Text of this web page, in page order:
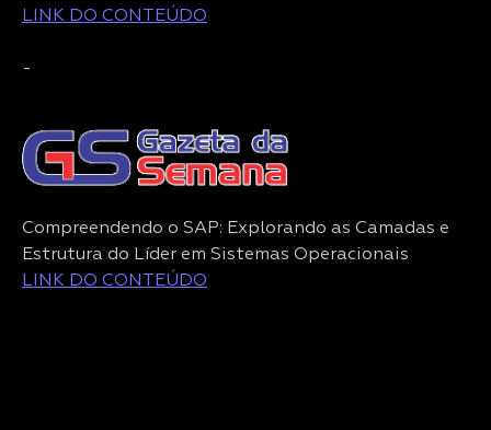
LINK DO CONTEÚDO
-
Compreendendo o SAP: Explorando as Camadas e
Estrutura do Líder em Sistemas Operacionais
LINK DO CONTEÚDO